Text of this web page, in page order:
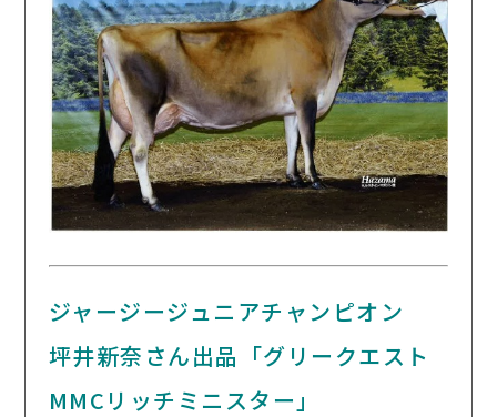
ジャージージュニアチャンピオン
坪井新奈さん出品「グリークエスト
MMCリッチミニスター」